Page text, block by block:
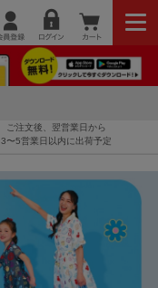
ご注文後、翌営業日から
3〜5営業日以内に出荷予定